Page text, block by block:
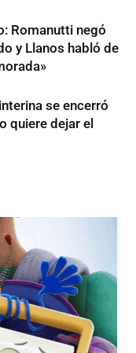
Romanutti negó
y Llanos habló de
se encerró
quiere dejar el